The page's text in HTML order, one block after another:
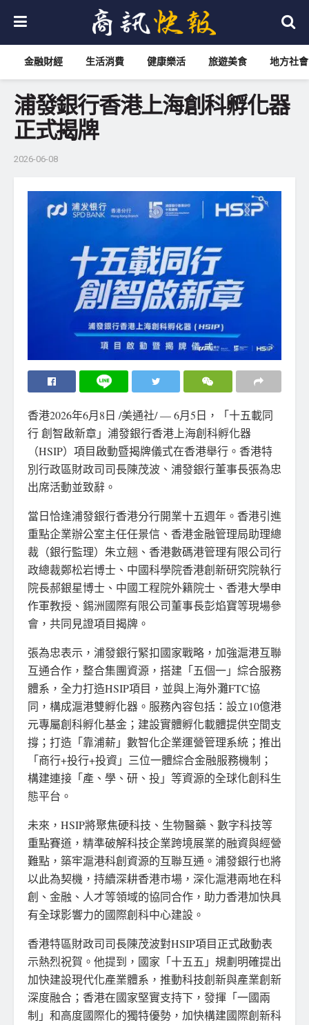
金融財經 生活消費 健康樂活 旅遊美食 地方社會
浦發銀行香港上海創科孵化器
正式揭牌
2026-06-08
香港2026年6月8日 /美通社/ — 6月5日，「十五載同
行 創智啟新章」浦發銀行香港上海創科孵化器
（HSIP）項目啟動暨揭牌儀式在香港舉行。香港特
別行政區財政司司長陳茂波、浦發銀行董事長張為忠
出席活動並致辭。
當日恰逢浦發銀行香港分行開業十五週年。香港引進
重點企業辦公室主任任景信、香港金融管理局助理總
裁（銀行監理）朱立翹、香港數碼港管理有限公司行
政總裁鄭松岩博士、中國科學院香港創新研究院執行
院長郝銀星博士、中國工程院外籍院士、香港大學申
作軍教授、錫洲國際有限公司董事長彭焰寶等現場參
會，共同見證項目揭牌。
張為忠表示，浦發銀行緊扣國家戰略，加強滬港互聯
互通合作，整合集團資源，搭建「五個一」綜合服務
體系，全力打造HSIP項目，並與上海外灘FTC協
同，構成滬港雙孵化器。服務內容包括：設立10億港
元專屬創科孵化基金；建設實體孵化載體提供空間支
撐；打造「靠浦薪」數智化企業運營管理系統；推出
「商行+投行+投資」三位一體綜合金融服務機制；
構建連接「產、學、研、投」等資源的全球化創科生
態平台。
未來，HSIP將聚焦硬科技、生物醫藥、數字科技等
重點賽道，精準破解科技企業跨境展業的融資與經營
難點，築牢滬港科創資源的互聯互通。浦發銀行也將
以此為契機，持續深耕香港市場，深化滬港兩地在科
創、金融、人才等領域的協同合作，助力香港加快具
有全球影響力的國際創科中心建設。
香港特區財政司司長陳茂波對HSIP項目正式啟動表
示熱烈祝賀。他提到，國家「十五五」規劃明確提出
加快建設現代化產業體系，推動科技創新與產業創新
深度融合；香港在國家堅實支持下，發揮「一國兩
制」和高度國際化的獨特優勢，加快構建國際創新科